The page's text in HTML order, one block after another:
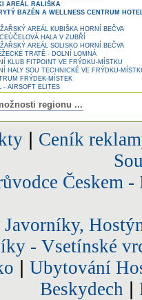
AREÁL RALIŠKA
BAZÉN A WELLNESS CENTRUM
AREÁL KUBIŠKA HORNÍ BEČVA
HALA V ZUBŘÍ
AREÁL SOLISKO HORNÍ BEČVA
TRATĚ - DOLNÍ LOMNÁ
KLUB FITPOINT VE FRÝDKU-MÍSTKU
HALY SOU TECHNICKÉ VE FRÝDKU-
FRÝDEK-MÍSTEK
- AIRSOFT ELITES
regionu ...
| Ceník
Českem
- Vsetínské
Ubytování
Beskydech